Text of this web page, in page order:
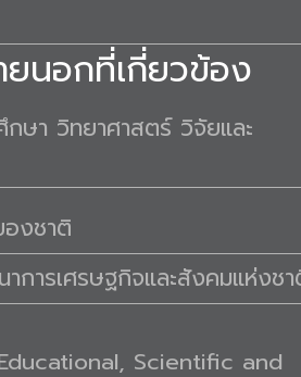
นอกที่เกี่ยวข้อง
ษา วิทยาศาสตร์ วิจัยและ
งชาติ
การเศรษฐกิจและสังคมแห่งช
Scientific and